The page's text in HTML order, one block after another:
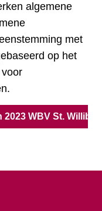
algemene
met
op het
WBV St.